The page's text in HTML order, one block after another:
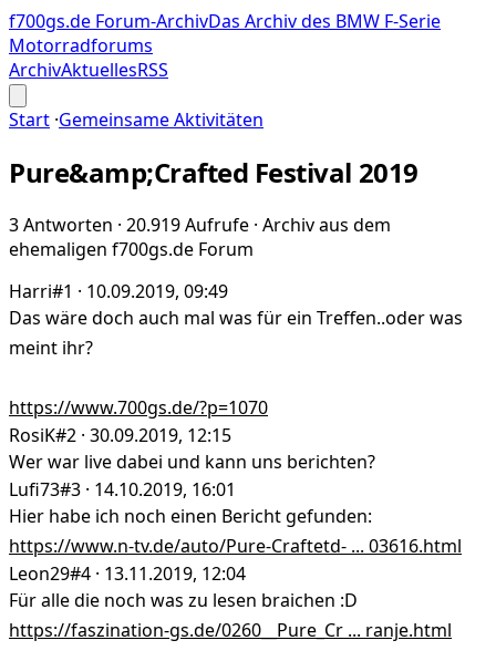
f700gs.de Forum-ArchivDas Archiv des BMW F-Serie
Motorradforums
ArchivAktuellesRSS
Start ·Gemeinsame Aktivitäten
Pure&amp;Crafted Festival 2019
3 Antworten · 20.919 Aufrufe · Archiv aus dem
ehemaligen f700gs.de Forum
Harri#1 · 10.09.2019, 09:49
Das wäre doch auch mal was für ein Treffen..oder was
meint ihr?
https://www.700gs.de/?p=1070
RosiK#2 · 30.09.2019, 12:15
Wer war live dabei und kann uns berichten?
Lufi73#3 · 14.10.2019, 16:01
Hier habe ich noch einen Bericht gefunden:
https://www.n-tv.de/auto/Pure-Craftetd- ... 03616.html
Leon29#4 · 13.11.2019, 12:04
Für alle die noch was zu lesen braichen :D
https://faszination-gs.de/0260__Pure_Cr ... ranje.html